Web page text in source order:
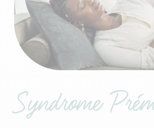
Syndrome